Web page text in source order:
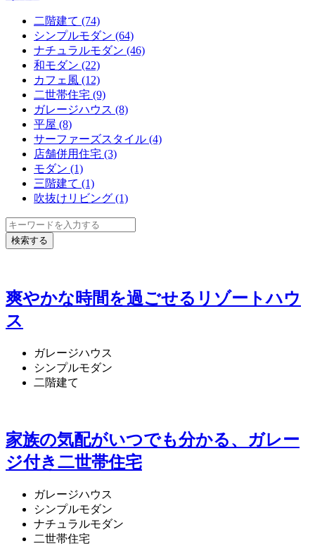
二階建て (74)
シンプルモダン (64)
ナチュラルモダン (46)
和モダン (22)
カフェ風 (12)
二世帯住宅 (9)
ガレージハウス (8)
平屋 (8)
サーファーズスタイル (4)
店舗併用住宅 (3)
モダン (1)
三階建て (1)
吹抜けリビング (1)
爽やかな時間を過ごせるリゾートハウ
ス
ガレージハウス
シンプルモダン
二階建て
家族の気配がいつでも分かる、ガレー
ジ付き二世帯住宅
ガレージハウス
シンプルモダン
ナチュラルモダン
二世帯住宅